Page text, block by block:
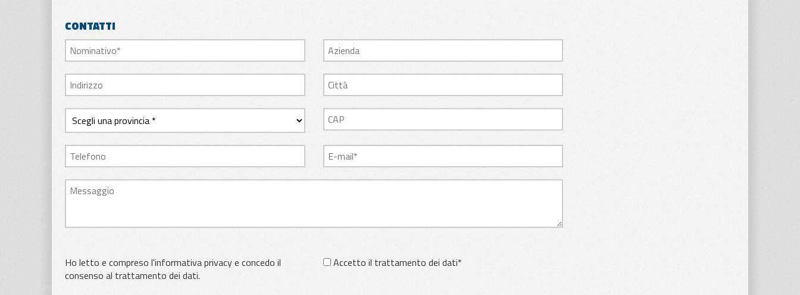
CONTATTI
Ho letto e compreso l'informativa privacy e concedo il
consenso al trattamento dei dati.
Accetto il trattamento dei dati*